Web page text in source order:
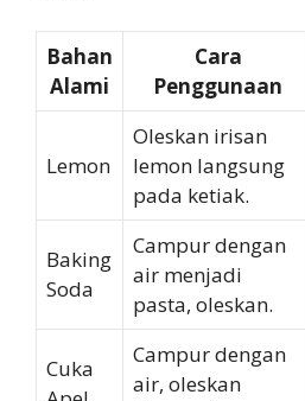
Bahan
Alami
Cara
Penggunaan
Lemon
Oleskan irisan
lemon langsung
pada ketiak.
Baking
Soda
Campur dengan
air menjadi
pasta, oleskan.
Cuka
Campur dengan
air, oleskan